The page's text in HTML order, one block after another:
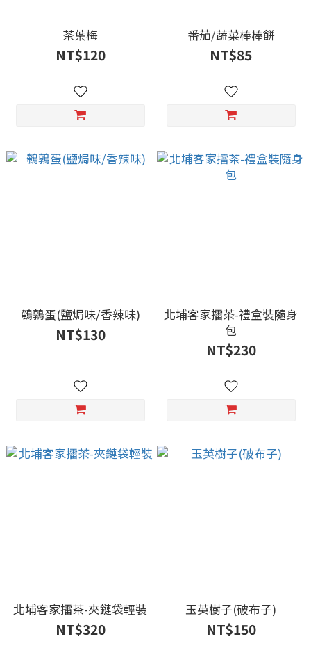
茶葉梅
NT$120
番茄/蔬菜棒棒餅
NT$85
鵪鶉蛋(鹽焗味/香辣味)
NT$130
北埔客家擂茶-禮盒裝隨身
包
NT$230
北埔客家擂茶-夾鏈袋輕裝
NT$320
玉英樹子(破布子)
NT$150